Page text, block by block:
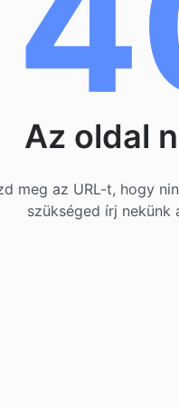
Az oldal
meg az URL-t, hogy
szükséged írj nekünk